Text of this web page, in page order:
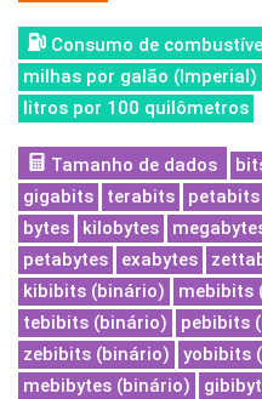
Consumo de
milhas por galão (Imperial)
litros por 100 quilômetros
Tamanho de dados
gigabits
terabits petabits
bytes
kilobytes
petabytes
exabytes
kibibits (binário)
mebibits
tebibits (binário)
pebibits
zebibits (binário)
yobibits
mebibytes (binário)